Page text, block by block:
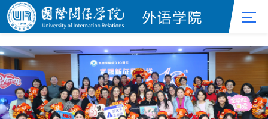
w66利来_w66利来·(集团)官方-首页